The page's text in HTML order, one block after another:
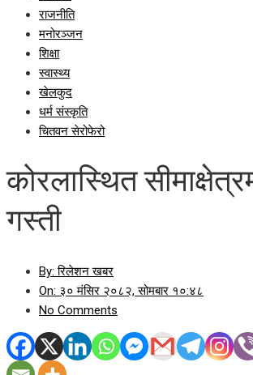
राजनीति
मनोरञ्जन
शिक्षा
स्वास्थ्य
खेलकुद
धर्म संस्कृति
चितवन सेरोफेरो
कोरलास्थित
गस्ती
By: रिलेशन खबर
On: ३० मंसिर २०८२, सोमबार १०:४८
No Comments